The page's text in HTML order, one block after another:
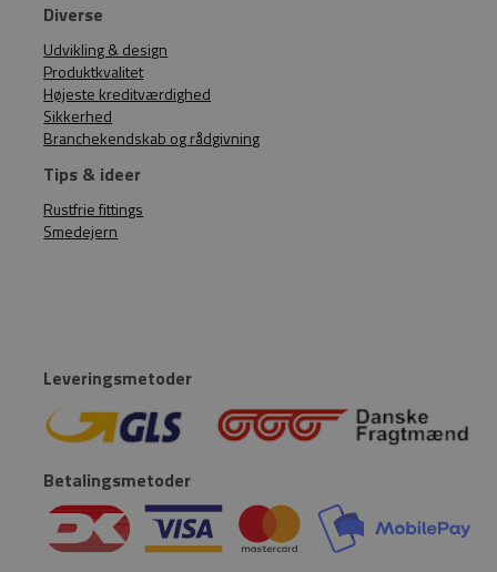
Diverse
Udvikling & design
Produktkvalitet
Højeste kreditværdighed
Sikkerhed
Branchekendskab og rådgivning
Tips & ideer
Rustfrie fittings
Smedejern
Leveringsmetoder
Betalingsmetoder